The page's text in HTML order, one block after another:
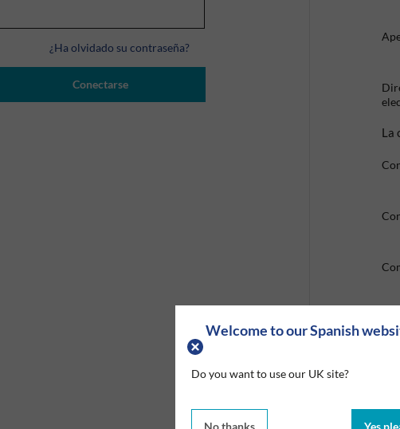
Welcome to our Spanish
Do you want to use our UK site?
¿Ha olvidado su contraseña?
Conectarse
La